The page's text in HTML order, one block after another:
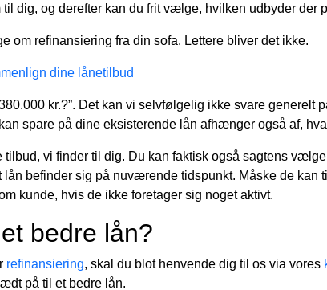
dig, og derefter kan du frit vælge, hvilken udbyder der
om refinansiering fra din sofa. Lettere bliver det ikke.
dine lånetilbud
kr.?”. Det kan vi selvfølgelig ikke svare generelt
spare på dine eksisterende lån afhænger også af,
vi finder til dig. Du kan faktisk også sagtens
befinder sig på nuværende tidspunkt. Måske de kan
kunde, hvis de ikke foretager sig noget aktivt.
bedre lån?
refinansiering, skal du blot henvende dig til os via vores
på til et bedre lån.